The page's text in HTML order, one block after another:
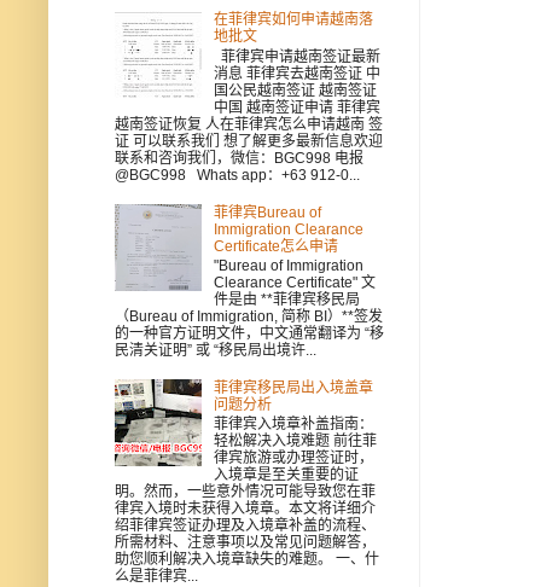
在菲律宾如何申请越南落
地批文
菲律宾申请越南签证最新
消息 菲律宾去越南签证 中
国公民越南签证 越南签证
中国 越南签证申请 菲律宾
越南签证恢复 人在菲律宾怎么申请越南 签
证 可以联系我们 想了解更多最新信息欢迎
联系和咨询我们，微信：BGC998 电报
@BGC998 Whats app：+63 912-0...
菲律宾Bureau of
Immigration Clearance
Certificate怎么申请
"Bureau of Immigration
Clearance Certificate" 文
件是由 **菲律宾移民局
（Bureau of Immigration, 简称 BI）**签发
的一种官方证明文件，中文通常翻译为 “移
民清关证明” 或 “移民局出境许...
菲律宾移民局出入境盖章
问题分析
菲律宾入境章补盖指南：
轻松解决入境难题 前往菲
律宾旅游或办理签证时，
入境章是至关重要的证
明。然而，一些意外情况可能导致您在菲
律宾入境时未获得入境章。本文将详细介
绍菲律宾签证办理及入境章补盖的流程、
所需材料、注意事项以及常见问题解答，
助您顺利解决入境章缺失的难题。 一、什
么是菲律宾...